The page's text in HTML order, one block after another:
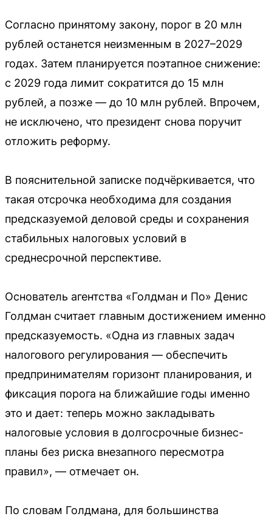
Согласно принятому закону, порог в 20 млн
рублей останется неизменным в 2027–2029
годах. Затем планируется поэтапное снижение:
с 2029 года лимит сократится до 15 млн
рублей, а позже — до 10 млн рублей. Впрочем,
не исключено, что президент снова поручит
отложить реформу.
В пояснительной записке подчёркивается, что
такая отсрочка необходима для создания
предсказуемой деловой среды и сохранения
стабильных налоговых условий в
среднесрочной перспективе.
Основатель агентства «Голдман и По» Денис
Голдман считает главным достижением именно
предсказуемость. «Одна из главных задач
налогового регулирования — обеспечить
предпринимателям горизонт планирования, и
фиксация порога на ближайшие годы именно
это и дает: теперь можно закладывать
налоговые условия в долгосрочные бизнес-
планы без риска внезапного пересмотра
правил», — отмечает он.
По словам Голдмана, для большинства